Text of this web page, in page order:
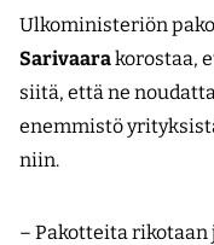
Ulkoministeriön
Sarivaarakorostaa,
siitä, että ne
enemmistö
niin.
– Pakotteita